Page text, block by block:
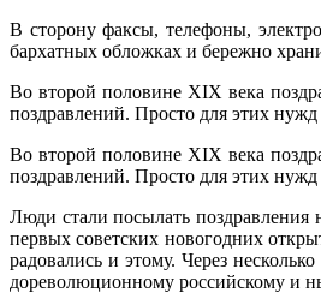
В сторону факсы, телефоны,
бархатных обложках и бережно
Во второй половине XIX века
поздравлений. Просто для этих
Во второй половине XIX века
поздравлений. Просто для этих
Люди стали посылать
первых советских новогодних
радовались и этому. Через
дореволюционному российскому и